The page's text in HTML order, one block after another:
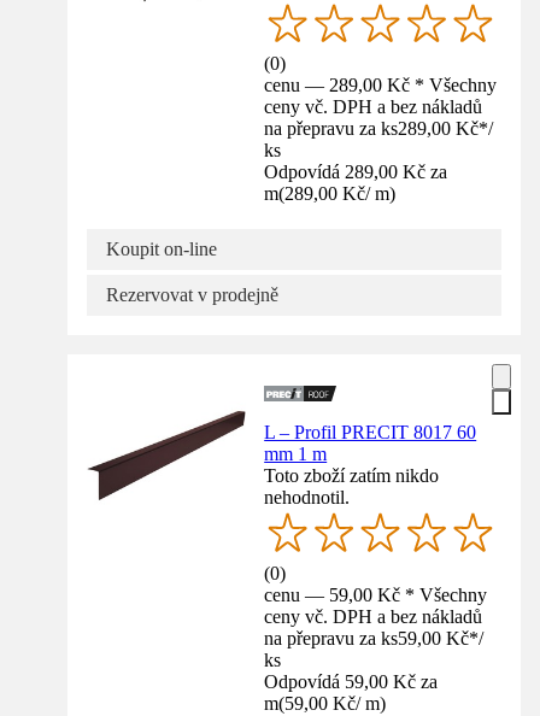
(0)
cenu — 289,00 Kč * Všechny
ceny vč. DPH a bez nákladů
na přepravu za ks289,00 Kč*/
ks
Odpovídá 289,00 Kč za
m(289,00 Kč/ m)
Koupit on-line
Rezervovat v prodejně
L – Profil PRECIT 8017 60
mm 1 m
Toto zboží zatím nikdo
nehodnotil.
(0)
cenu — 59,00 Kč * Všechny
ceny vč. DPH a bez nákladů
na přepravu za ks59,00 Kč*/
ks
Odpovídá 59,00 Kč za
m(59,00 Kč/ m)